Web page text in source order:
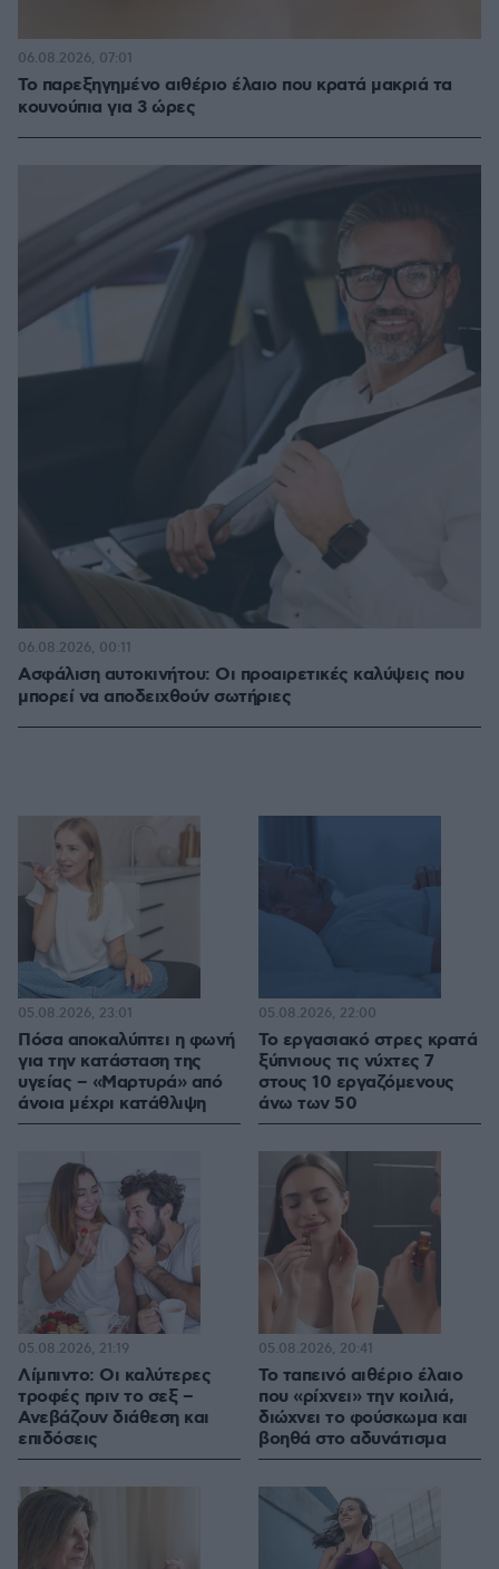
Το παρεξηγημένο αιθέριο έλαιο που κρατά μακριά τα
κουνούπια για 3 ώρες
06.08.2026, 07:01
Ασφάλιση αυτοκινήτου: Οι προαιρετικές καλύψεις που
μπορεί να αποδειχθούν σωτήριες
06.08.2026, 00:11
Πόσα αποκαλύπτει η φωνή
για την κατάσταση της
υγείας – «Μαρτυρά» από
άνοια μέχρι κατάθλιψη
05.08.2026, 23:01
Το εργασιακό στρες κρατά
ξύπνιους τις νύχτες 7
στους 10 εργαζόμενους
άνω των 50
05.08.2026, 22:00
Λίμπιντο: Οι καλύτερες
τροφές πριν το σεξ –
Ανεβάζουν διάθεση και
επιδόσεις
05.08.2026, 21:19
Το ταπεινό αιθέριο έλαιο
που «ρίχνει» την κοιλιά,
διώχνει το φούσκωμα και
βοηθά στο αδυνάτισμα
05.08.2026, 20:41